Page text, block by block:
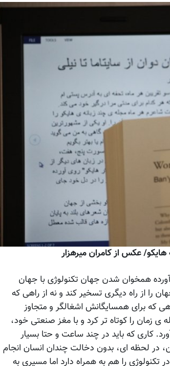
هایکو/ عکس از کامران میرهزار
همخوان شدن جهان تکنولوژی با جهان
از راه دیگری تسخیر کند و نه از راهی که
که برای همسایگانش اشغالگر و متجاوز
ی زمان را کوتاه تر کرد و با مغز صنعتی خود،
کاری که باید در چند ساعت و حتا بسیار
در لحظه ای، بدون دخالت چندان انسان انجام
را هم به همراه دارد اما مسیری به